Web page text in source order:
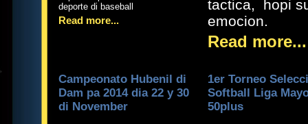
deporte di baseball
Read more...
tactica, hopi
emocion.
Read more...
Campeonato Hubenil di
Dam pa 2014 dia 22 y 30
di November
1er Torneo
Softball Liga
50plus